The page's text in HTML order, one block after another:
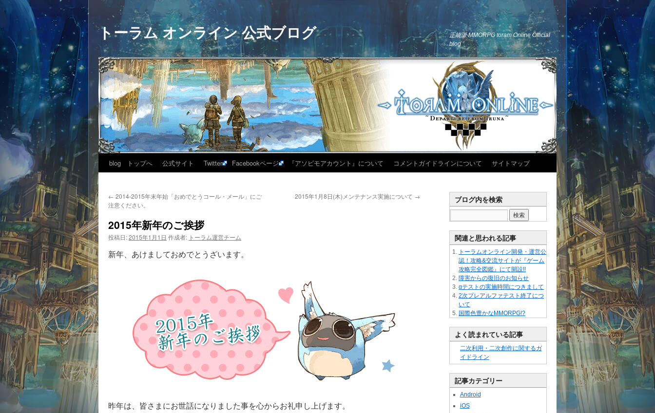
トーラム オンライン 公式ブログ
正統派 MMORPG toram Online Official
blog
blog トップへ 公式サイト Twitter Facebookページ 『アソビモアカウント』について コメントガイドラインについて サイトマップ
← 2014-2015年末年始「おめでとうコール・メール」にご
注意ください。
2015年1月8日(木)メンテナンス実施について →
2015年新年のご挨拶
投稿日:2015年1月1日 作成者: トーラム運営チーム
新年、あけましておめでとうざいます。
昨年は、皆さまにお世話になりました事を心からお礼申し上げます。
ブログ内を検索
関連と思われる記事
トーラムオンライン開発・運営公
認！攻略&交流サイトが『ゲーム
攻略完全図鑑』にて開設!!
障害からの復旧のお知らせ
αテストの実施時間につきまして
2次プレアルファテスト終了につ
いて
国際色豊かなMMORPG!?
よく読まれている記事
二次利用・二次創作に関するガ
イドライン
記事カテゴリー
Android
iOS